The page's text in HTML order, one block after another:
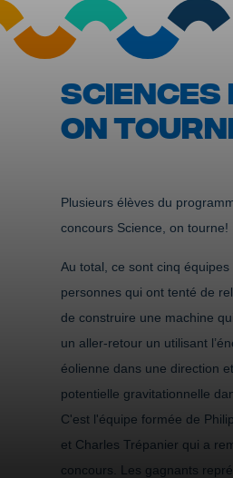
SCIENCES
ON
Plusieurs élèves du
concours Science, on tourne!
Au total, ce sont cinq équipes
personnes qui ont tenté de
de construire une machine
un aller-retour un utilisant
éolienne dans une direction
potentielle gravitationnelle
C'est l'équipe formée de
et Charles Trépanier qui a
concours. Les gagnants